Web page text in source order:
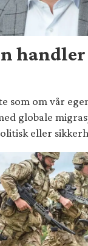
handler
som om vår
globale
eller